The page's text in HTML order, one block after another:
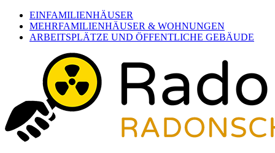
Skip
main
EINFAMILIENHÄUSER
MEHRFAMILIENHÄUSER & WOHNUNGEN
ARBEITSPLÄTZE UND ÖFFENTLICHE GEBÄUDE